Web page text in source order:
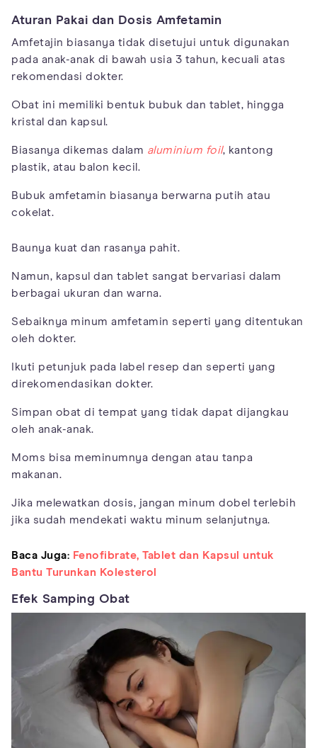
Aturan Pakai dan Dosis Amfetamin
Amfetajin biasanya tidak disetujui untuk digunakan
pada anak-anak di bawah usia 3 tahun, kecuali atas
rekomendasi dokter.
Obat ini memiliki bentuk bubuk dan tablet, hingga
kristal dan kapsul.
Biasanya dikemas dalam aluminium foil, kantong
plastik, atau balon kecil.
Bubuk amfetamin biasanya berwarna putih atau
cokelat.
Baunya kuat dan rasanya pahit.
Namun, kapsul dan tablet sangat bervariasi dalam
berbagai ukuran dan warna.
Sebaiknya minum amfetamin seperti yang ditentukan
oleh dokter.
Ikuti petunjuk pada label resep dan seperti yang
direkomendasikan dokter.
Simpan obat di tempat yang tidak dapat dijangkau
oleh anak-anak.
Moms bisa meminumnya dengan atau tanpa
makanan.
Jika melewatkan dosis, jangan minum dobel terlebih
jika sudah mendekati waktu minum selanjutnya.
Baca Juga: Fenofibrate, Tablet dan Kapsul untuk
Bantu Turunkan Kolesterol
Efek Samping Obat